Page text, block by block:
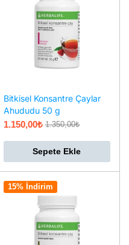
Bitkisel Konsantre Çaylar
Ahududu 50 g
1.350,00₺
1.150,00₺
Sepete Ekle
15% İndirim